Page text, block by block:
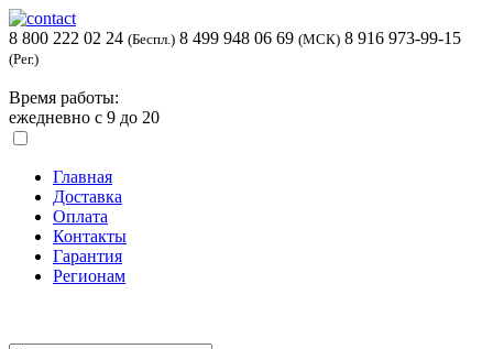
8 800 222 02 24 (Беспл.) 8 499 948 06 69 (МСК) 8 916 973-99-15
(Рег.)
Время работы:
ежедневно с 9 до 20
Главная
Доставка
Оплата
Контакты
Гарантия
Регионам